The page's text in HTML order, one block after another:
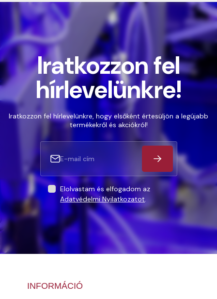
Iratkozzon fel
hírlevelünkre!
Iratkozzon fel hírlevelünkre, hogy elsőként értesüljön a legújabb
termékekről és akciókról!
Elolvastam és elfogadom az
Adatvédelmi Nyilatkozatot.
INFORMÁCIÓ